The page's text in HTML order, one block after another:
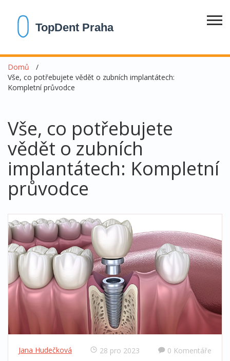
Domů
Vše, co potřebujete vědět o zubních implantátech:
Kompletní průvodce
Vše, co potřebujete
vědět o zubních
implantátech: Kompletní
průvodce
Jana Hudečková 28 pro 2023 0 Komentáře